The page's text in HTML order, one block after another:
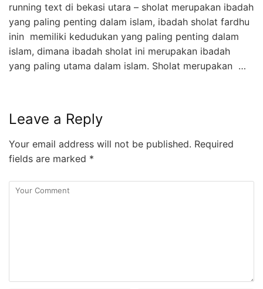
running text di bekasi utara – sholat merupakan ibadah
yang paling penting dalam islam, ibadah sholat fardhu
inin memiliki kedudukan yang paling penting dalam
islam, dimana ibadah sholat ini merupakan ibadah
yang paling utama dalam islam. Sholat merupakan …
Leave a Reply
Your email address will not be published. Required
fields are marked *